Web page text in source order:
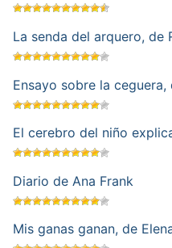
La senda del arquero, de
Ensayo sobre la
El cerebro del niño
Diario de Ana Frank
Mis ganas ganan, de